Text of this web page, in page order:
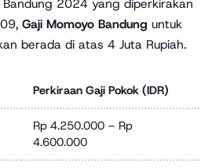
Bandung 2024 yang diperkirakan
Gaji Momoyo Bandung untuk
berada di atas 4 Juta Rupiah.
Perkiraan Gaji Pokok (IDR)
Rp 4.250.000 – Rp
4.600.000